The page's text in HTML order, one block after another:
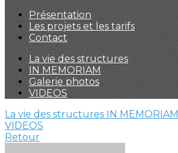
Présentation
Les projets et les tarifs
Contact
La vie des structures
IN MEMORIAM
Galerie photos
VIDEOS
La vie des structures IN MEMORIAM
VIDEOS
Retour